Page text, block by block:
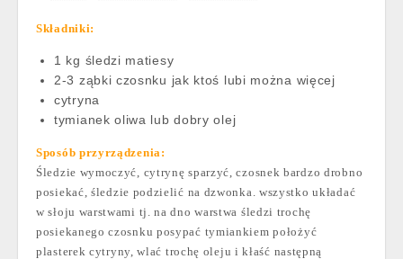
Składniki:
1 kg śledzi matiesy
2-3 ząbki czosnku jak ktoś lubi można więcej
cytryna
tymianek oliwa lub dobry olej
Sposób przyrządzenia:
Śledzie wymoczyć, cytrynę sparzyć, czosnek bardzo drobno
posiekać, śledzie podzielić na dzwonka. wszystko układać
w słoju warstwami tj. na dno warstwa śledzi trochę
posiekanego czosnku posypać tymiankiem położyć
plasterek cytryny,wlać trochę oleju i kłaść następną